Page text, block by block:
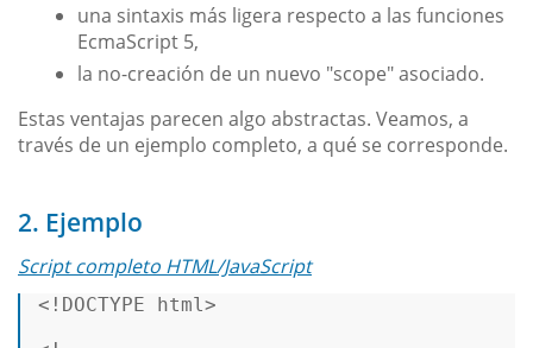
una sintaxis más ligera respecto a las funciones
EcmaScript 5,
la no-creación de un nuevo "scope" asociado.
Estas ventajas parecen algo abstractas. Veamos, a
través de un ejemplo completo, a qué se corresponde.
2. Ejemplo
Script completo HTML/JavaScript
<!DOCTYPE html>